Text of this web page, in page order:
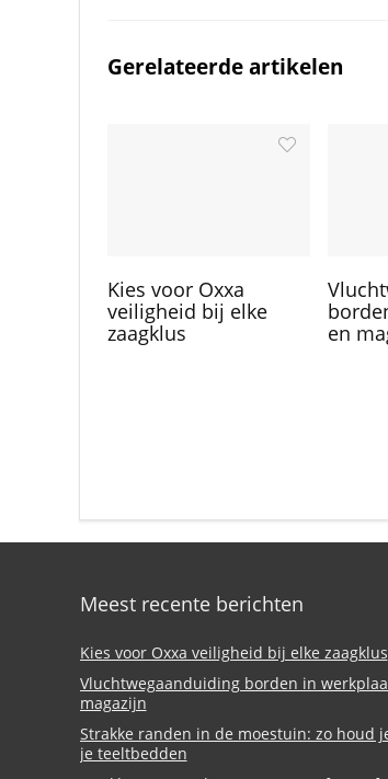
Gerelateerde artikelen
Kies voor Oxxa
veiligheid bij elke
zaagklus
en
Meest recente berichten
Kies voor Oxxa veiligheid bij elke zaagklus
Vluchtwegaanduiding borden in
magazijn
Strakke randen in de moestuin: zo houd
je teeltbedden